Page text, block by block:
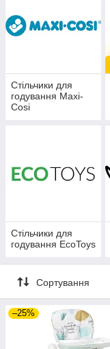
Стільчики для
годування Maxi-
Cosi
Стільчики для
годування EcoToys
Сортування
–25%